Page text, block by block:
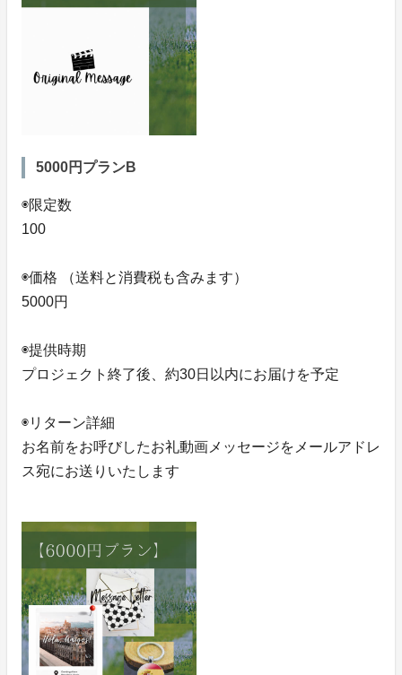
5000円プランB
◉限定数
100
◉価格 （送料と消費税も含みます）
5000円
◉提供時期
プロジェクト終了後、約30日以内にお届けを予定
◉リターン詳細
お名前をお呼びしたお礼動画メッセージをメールアドレ
ス宛にお送りいたします